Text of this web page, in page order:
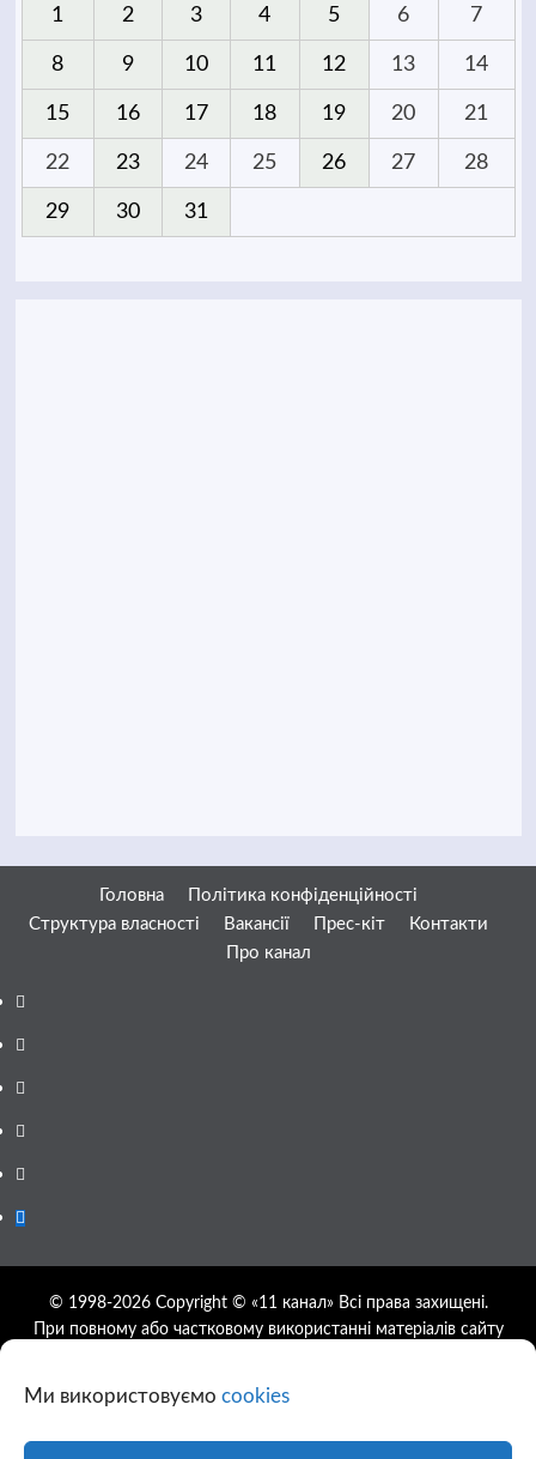
Ми використовуємо cookies
1 2 3 4 5 6 7
8 9 10 11 12 13 14
15 16 17 18 19 20 21
22 23 24 25 26 27 28
29 30 31
Головна
Політика конфіденційності
Структура власності
Вакансії Прес-кіт
Контакти
Про канал
Facebook
YouTube
Telegram
Instagram
Twitter
Google
© 1998-2026 Copyright © «11 канал» Всі права захищені.
При повному або частковому використанні матеріалів сайту
абзацу.